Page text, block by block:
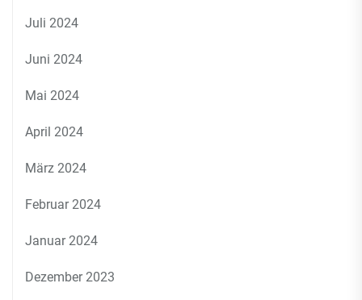
Juli 2024
Juni 2024
Mai 2024
April 2024
März 2024
Februar 2024
Januar 2024
Dezember 2023